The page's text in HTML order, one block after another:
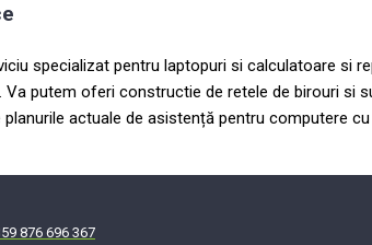
specializat pentru laptopuri si calculatoare si
. Va putem oferi constructie de retele de birouri si
actuale de asistență pentru computere
876 696 367